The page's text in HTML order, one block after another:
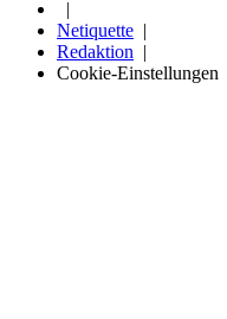
Netiquette
Redaktion
Cookie-Einstellungen